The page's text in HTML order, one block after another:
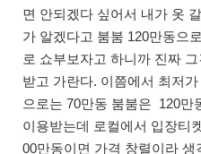
면 안되겠다 싶어서 내가 옷
가 알겠다고 붐붐 120만동으
로 쇼부보자고 하니까 진짜
받고 가란다. 이쯤에서 최저
으로는 70만동 붐붐은 120만
이용받는데 로컬에서 입장티
00만동이면 가격 창렬이라 생